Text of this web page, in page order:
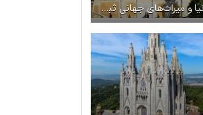
اسپانیا و میراث‌های جهانی ثبت شده در یونسکو